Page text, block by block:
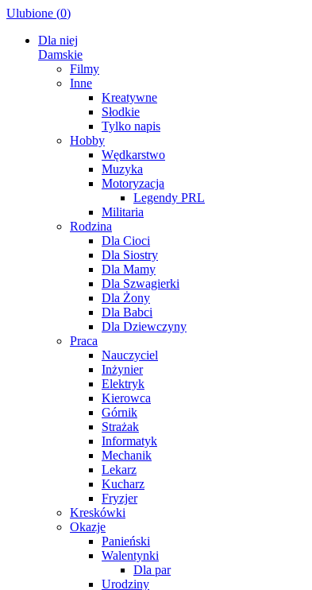
Ulubione (0)
Dla niej
Damskie
Filmy
Inne
Kreatywne
Słodkie
Tylko napis
Hobby
Wędkarstwo
Muzyka
Motoryzacja
Legendy PRL
Militaria
Rodzina
Dla Cioci
Dla Siostry
Dla Mamy
Dla Szwagierki
Dla Żony
Dla Babci
Dla Dziewczyny
Praca
Nauczyciel
Inżynier
Elektryk
Kierowca
Górnik
Strażak
Informatyk
Mechanik
Lekarz
Kucharz
Fryzjer
Kreskówki
Okazje
Panieński
Walentynki
Dla par
Urodziny